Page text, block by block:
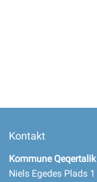
Kontakt
Kommune Qeqertalik
Niels Egedes Plads 1